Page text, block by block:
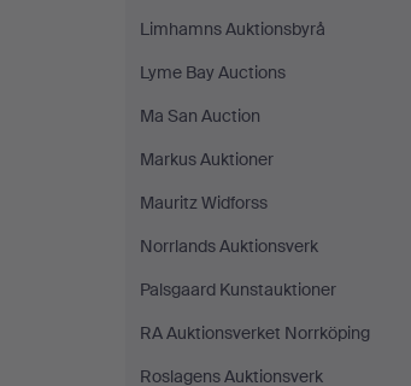
Limhamns Auktionsbyrå
Lyme Bay Auctions
Ma San Auction
Markus Auktioner
Mauritz Widforss
Norrlands Auktionsverk
Palsgaard Kunstauktioner
RA Auktionsverket Norrköping
Roslagens Auktionsverk